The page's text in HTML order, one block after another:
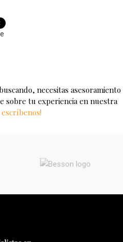
necesitas asesoramiento
sobre tu experiencia en nuestra
escríbenos!